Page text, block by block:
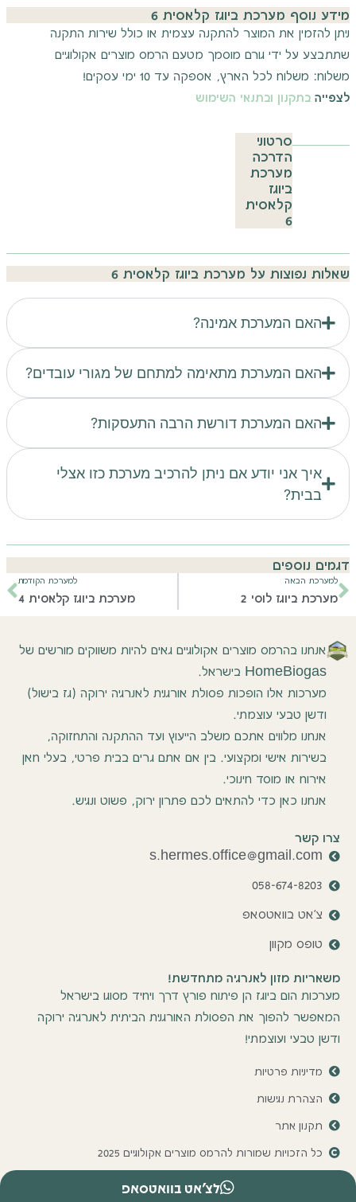
לצ'אט בוואטסאפ
מידע נוסף מערכת ביוגז קלאסית 6
ניתן להזמין את המוצר להתקנה עצמית או כולל שירות התקנה
שתתבצע על ידי גורם מוסמך מטעם הרמס מוצרים אקולוגיים
משלוח: משלוח לכל הארץ, אספקה עד 10 ימי עסקים!
לצפייה בתקנון ובתנאי השימוש
סרטוני
הדרכה
מערכת
ביוגז
קלאסית
6
שאלות נפוצות על מערכת ביוגז קלאסית 6
האם המערכת אמינה?
האם המערכת מתאימה למתחם של מגורי עובדים?
האם המערכת דורשת הרבה התעסקות?
איך אני יודע אם ניתן להרכיב מערכת כזו אצלי
בבית?
דגמים נוספים
למערכת הבאה
מערכת ביוגז לוסי 2
למערכת הקודמת
מערכת ביוגז קלאסית 4
אנחנו בהרמס מוצרים אקולוגיים גאים להיות משווקים מורשים של
HomeBiogas בישראל.
מערכות אלו הופכות פסולת אורגנית לאנרגיה ירוקה (גז בישול)
ודשן טבעי עוצמתי.
אנחנו מלווים אתכם משלב הייעוץ ועד ההתקנה והתחזוקה,
בשירות אישי ומקצועי. בין אם אתם גרים בבית פרטי, בעלי חאן
אירוח או מוסד חינוכי.
אנחנו כאן כדי להתאים לכם פתרון ירוק, פשוט ונגיש.
צרו קשר
s.hermes.office@gmail.com
058-674-8203
צ'אט בוואטסאפ
טופס מקוון
משאריות מזון לאנרגיה מתחדשת!
מערכות הום ביוגז הן פיתוח פורץ דרך ויחיד מסוגו בישראל
המאפשר להפוך את הפסולת האורגנית הביתית לאנרגיה ירוקה
ודשן טבעי ועוצמתי!
מדיניות פרטיות
הצהרת נגישות
תקנון אתר
כל הזכויות שמורות להרמס מוצרים אקולוגיים 2025
בניית אתר ע''י יובל קרל